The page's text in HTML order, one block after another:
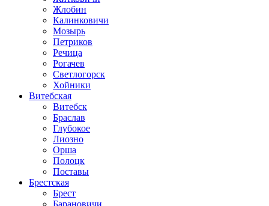
Жлобин
Калинковичи
Мозырь
Петриков
Речица
Рогачев
Светлогорск
Хойники
Витебская
Витебск
Браслав
Глубокое
Лиозно
Орша
Полоцк
Поставы
Брестская
Брест
Барановичи